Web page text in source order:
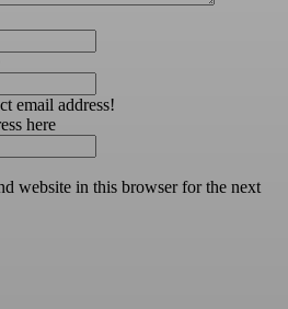
email address!
here
website in this browser for the next